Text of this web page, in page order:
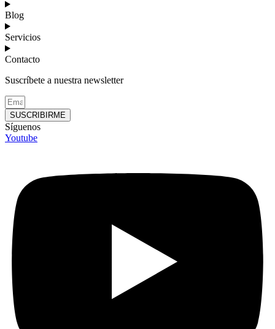
Blog
Servicios
Contacto
Suscríbete a nuestra newsletter
SUSCRIBIRME
Síguenos
Youtube